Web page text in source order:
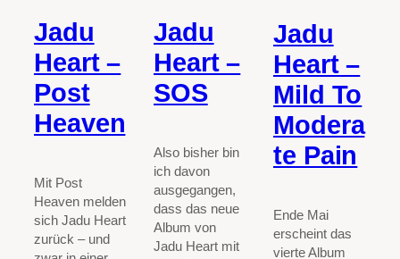
Jadu
Heart –
Post
Heaven
Mit Post
Heaven melden
sich Jadu Heart
zurück – und
Jadu
Heart –
SOS
Also bisher bin
ich davon
ausgegangen,
dass das neue
Album von
Jadu Heart mit
Jadu
Heart –
Mild To
Modera
te Pain
Ende Mai
erscheint das
vierte Album